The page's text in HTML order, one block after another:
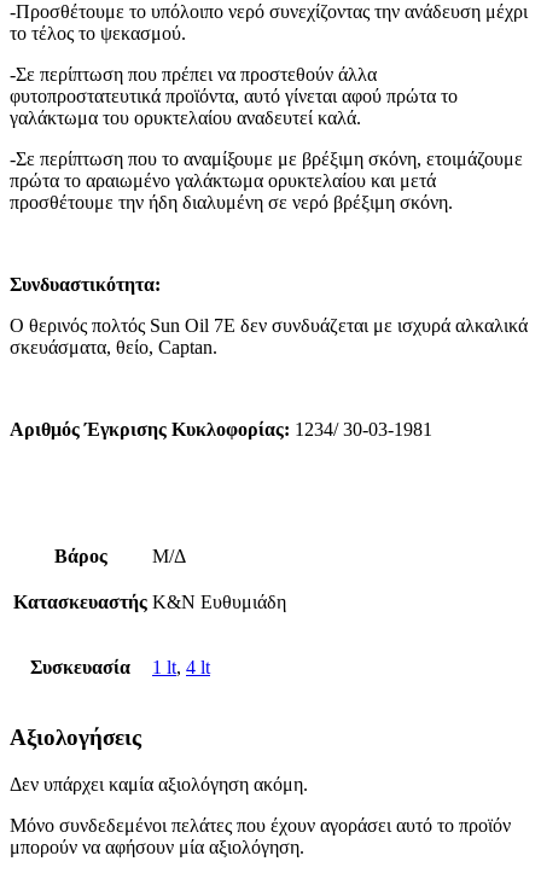
-Προσθέτουμε το υπόλοιπο νερό συνεχίζοντας την ανάδευση μέχρι
το τέλος το ψεκασμού.
-Σε περίπτωση που πρέπει να προστεθούν άλλα
φυτοπροστατευτικά προϊόντα, αυτό γίνεται αφού πρώτα το
γαλάκτωμα του ορυκτελαίου αναδευτεί καλά.
-Σε περίπτωση που το αναμίξουμε με βρέξιμη σκόνη, ετοιμάζουμε
πρώτα το αραιωμένο γαλάκτωμα ορυκτελαίου και μετά
προσθέτουμε την ήδη διαλυμένη σε νερό βρέξιμη σκόνη.
Συνδυαστικότητα:
Ο θερινός πολτός Sun Oil 7E δεν συνδυάζεται με ισχυρά αλκαλικά
σκευάσματα, θείο, Captan.
Αριθμός Έγκρισης Κυκλοφορίας: 1234/ 30-03-1981
Βάρος Μ/Δ
Κατασκευαστής Κ&Ν Ευθυμιάδη
Συσκευασία 1 lt, 4 lt
Αξιολογήσεις
Δεν υπάρχει καμία αξιολόγηση ακόμη.
Μόνο συνδεδεμένοι πελάτες που έχουν αγοράσει αυτό το προϊόν
μπορούν να αφήσουν μία αξιολόγηση.